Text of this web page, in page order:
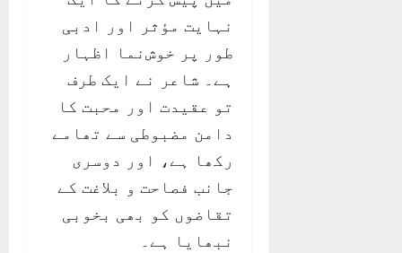
نہایت مؤثر اور ادبی
طور پر خوش‌نما اظہار
ہے۔ شاعر نے ایک طرف
تو عقیدت اور محبت کا
دامن مضبوطی سے تھامے
رکھا ہے، اور دوسری
جانب فصاحت و بلاغت کے
تقاضوں کو بھی بخوبی
نبھایا ہے۔